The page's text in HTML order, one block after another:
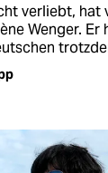
verliebt, hat
Wenger. Er